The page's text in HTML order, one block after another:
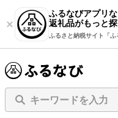
ふるなびアプリ
返礼品がもっと
ふるさと納税サイト「ふ
キーワードを入力